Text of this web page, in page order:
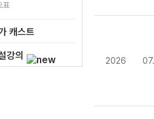
표
캐스트
강의 2026